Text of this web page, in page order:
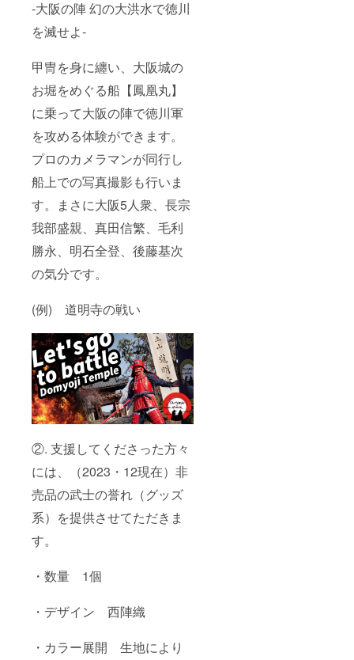
-大阪の陣 幻の大洪水で徳川
を滅せよ-
甲冑を身に纏い、大阪城の
お堀をめぐる船【鳳凰丸】
に乗って大阪の陣で徳川軍
を攻める体験ができます。
プロのカメラマンが同行し
船上での写真撮影も行いま
す。まさに大阪5人衆、長宗
我部盛親、真田信繁、毛利
勝永、明石全登、後藤基次
の気分です。
(例) 道明寺の戦い
②. 支援してくださった方々
には、（2023・12現在）非
売品の武士の誉れ（グッズ
系）を提供させてただきま
す。
・数量 1個
・デザイン 西陣織
・カラー展開 生地により